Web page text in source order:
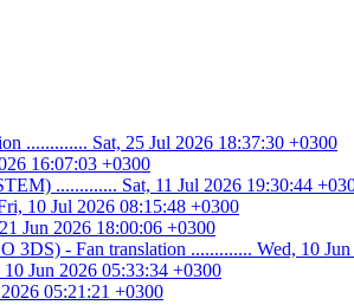
............. Sat, 25 Jul 2026 18:37:30 +0300
16:07:03 +0300
............. Sat, 11 Jul 2026 19:30:44
10 Jul 2026 08:15:48 +0300
Jun 2026 18:00:06 +0300
- Fan translation ............. Wed, 10
Jun 2026 05:33:34 +0300
05:21:21 +0300